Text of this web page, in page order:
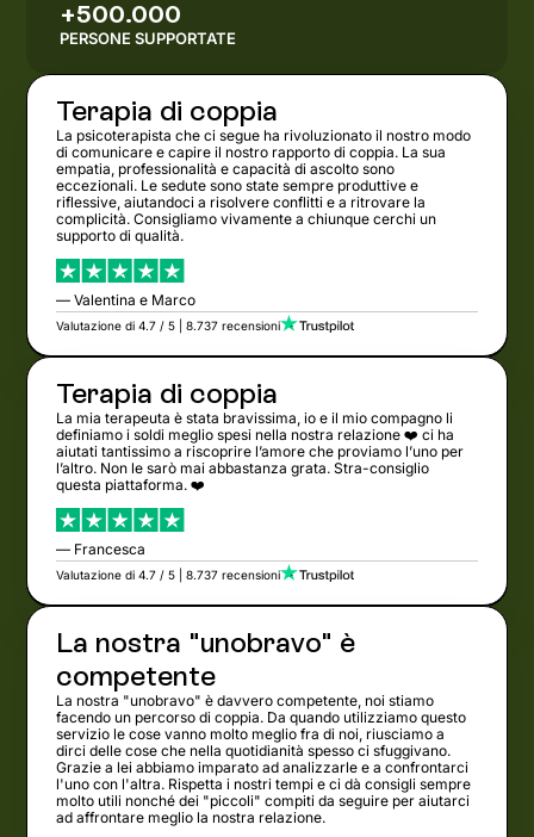
+500.000
PERSONE SUPPORTATE
Terapia di coppia
La psicoterapista che ci segue ha rivoluzionato il nostro modo
di comunicare e capire il nostro rapporto di coppia. La sua
empatia, professionalità e capacità di ascolto sono
eccezionali. Le sedute sono state sempre produttive e
riflessive, aiutandoci a risolvere conflitti e a ritrovare la
complicità. Consigliamo vivamente a chiunque cerchi un
supporto di qualità.
— Valentina e Marco
Valutazione di 4.7 / 5 | 8.737 recensioni
Terapia di coppia
La mia terapeuta è stata bravissima, io e il mio compagno li
definiamo i soldi meglio spesi nella nostra relazione ❤️ ci ha
aiutati tantissimo a riscoprire l’amore che proviamo l’uno per
l’altro. Non le sarò mai abbastanza grata. Stra-consiglio
questa piattaforma. ❤️
— Francesca
Valutazione di 4.7 / 5 | 8.737 recensioni
La nostra "unobravo" è
competente
La nostra "unobravo" è davvero competente, noi stiamo
facendo un percorso di coppia. Da quando utilizziamo questo
servizio le cose vanno molto meglio fra di noi, riusciamo a
dirci delle cose che nella quotidianità spesso ci sfuggivano.
Grazie a lei abbiamo imparato ad analizzarle e a confrontarci
l'uno con l'altra. Rispetta i nostri tempi e ci dà consigli sempre
molto utili nonché dei "piccoli" compiti da seguire per aiutarci
ad affrontare meglio la nostra relazione.